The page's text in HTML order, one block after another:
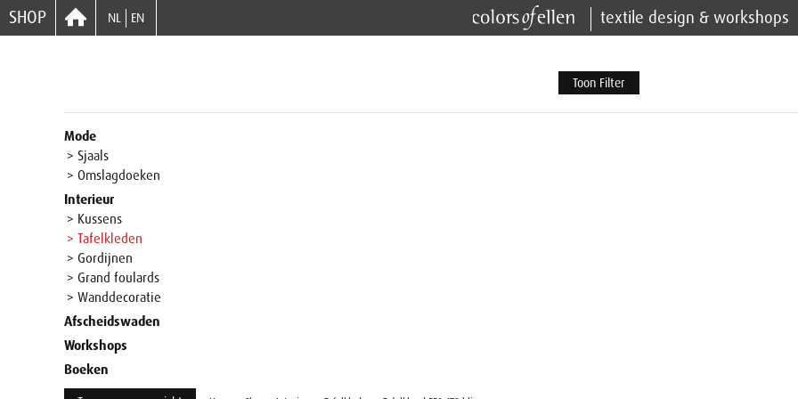
SHOP NL EN textile design & workshops
Toon Filter
Mode
> Sjaals
> Omslagdoeken
Interieur
> Kussens
> Tafelkleden
> Gordijnen
> Grand foulards
> Wanddecoratie
Afscheidswaden
Workshops
Boeken